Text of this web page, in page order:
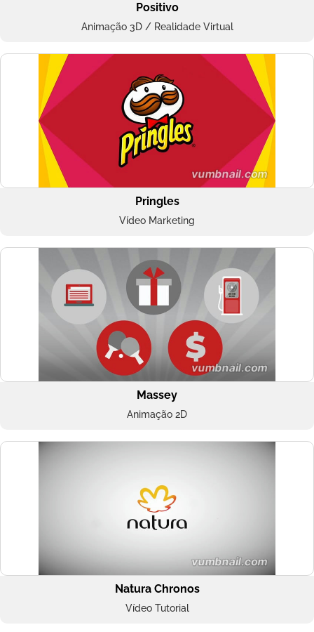
Positivo
Animação 3D / Realidade Virtual
Pringles
Vídeo Marketing
Massey
Animação 2D
Natura Chronos
Vídeo Tutorial